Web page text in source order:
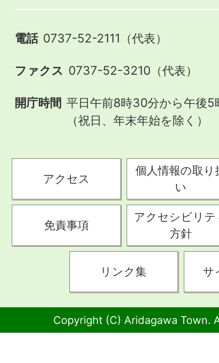
電話 0737-52-2111（代表）
ファクス 0737-52-3210（代表）
開庁時間 平日午前8時30分から午後5
（祝日、年末年始を除く）
アクセス
個人情報の取り
い
免責事項
アクセシビリテ
方針
リンク集 サ
Copyright (C) Aridagawa Town.